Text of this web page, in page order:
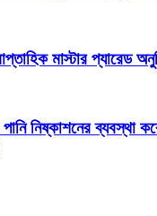
মাস্টার প্যারেড
নিষ্কাশনের ব্যবস্থা